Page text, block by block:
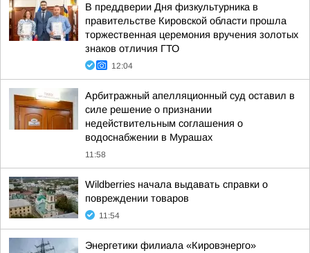
В преддверии Дня физкультурника в
правительстве Кировской области прошла
торжественная церемония вручения золотых
знаков отличия ГТО
12:04
Арбитражный апелляционный суд оставил в
силе решение о признании
недействительным соглашения о
водоснабжении в Мурашах
11:58
Wildberries начала выдавать справки о
повреждении товаров
11:54
Энергетики филиала «Кировэнерго»